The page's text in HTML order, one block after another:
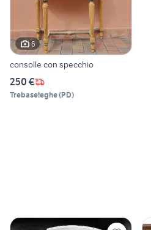
6
consolle con specchio
250 €
Trebaseleghe(PD)